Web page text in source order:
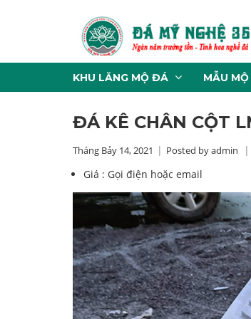
KHU LĂNG MỘ ĐÁ MẪU
ĐÁ KÊ CHÂN CỘT
Tháng Bảy 14, 2021 Posted by admin
Giá : Gọi điện hoặc email